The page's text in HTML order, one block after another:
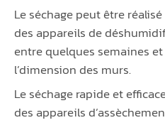
Le séchage peut être
des appareils de
entre quelques semaines
l’dimension des murs.
Le séchage rapide et
des appareils